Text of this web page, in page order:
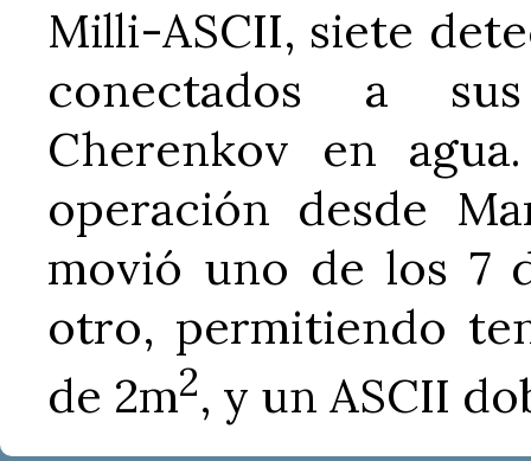
Milli-ASCII, siete
conectados a
Cherenkov en
operación desde
movió uno de los 7
otro, permitiendo
de 2m2, y un ASCII